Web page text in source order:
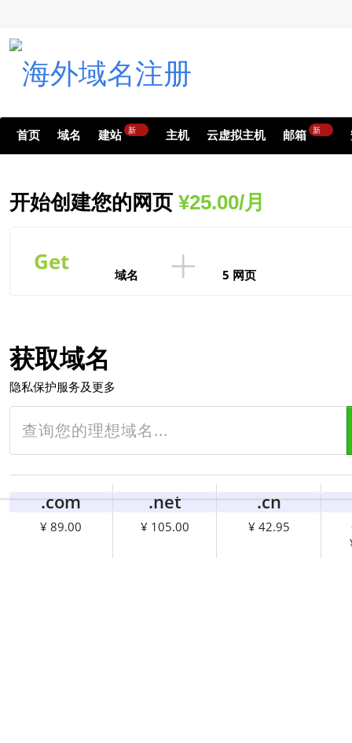
首页 域名 建站 新 主机 云虚拟主机 邮箱 新
开始创建您的网页 ¥25.00/月
Get 域名 + 5 网页
获取域名
隐私保护服务及更多
.com
¥ 89.00
.net
¥ 105.00
.cn
¥ 42.95